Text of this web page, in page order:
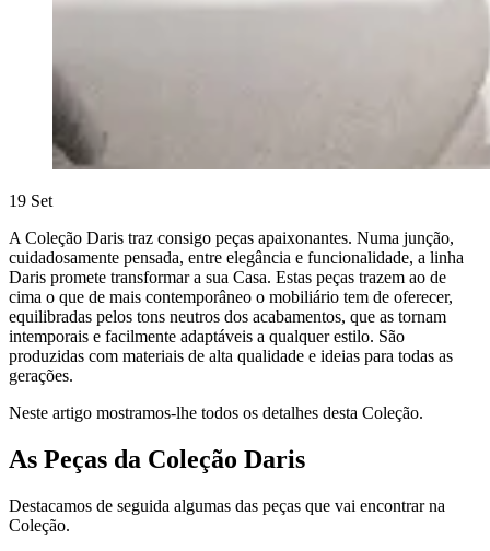
19 Set
A Coleção Daris traz consigo peças apaixonantes. Numa junção,
cuidadosamente pensada, entre elegância e funcionalidade, a linha
Daris promete transformar a sua Casa. Estas peças trazem ao de
cima o que de mais contemporâneo o mobiliário tem de oferecer,
equilibradas pelos tons neutros dos acabamentos, que as tornam
intemporais e facilmente adaptáveis a qualquer estilo. São
produzidas com materiais de alta qualidade e ideias para todas as
gerações.
Neste artigo mostramos-lhe todos os detalhes desta Coleção.
As Peças da Coleção Daris
Destacamos de seguida algumas das peças que vai encontrar na
Coleção.